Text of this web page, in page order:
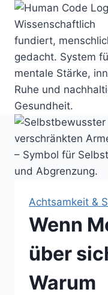
Zum
Inhalt
springen
Achtsamkeit &
Wenn
über
Warum